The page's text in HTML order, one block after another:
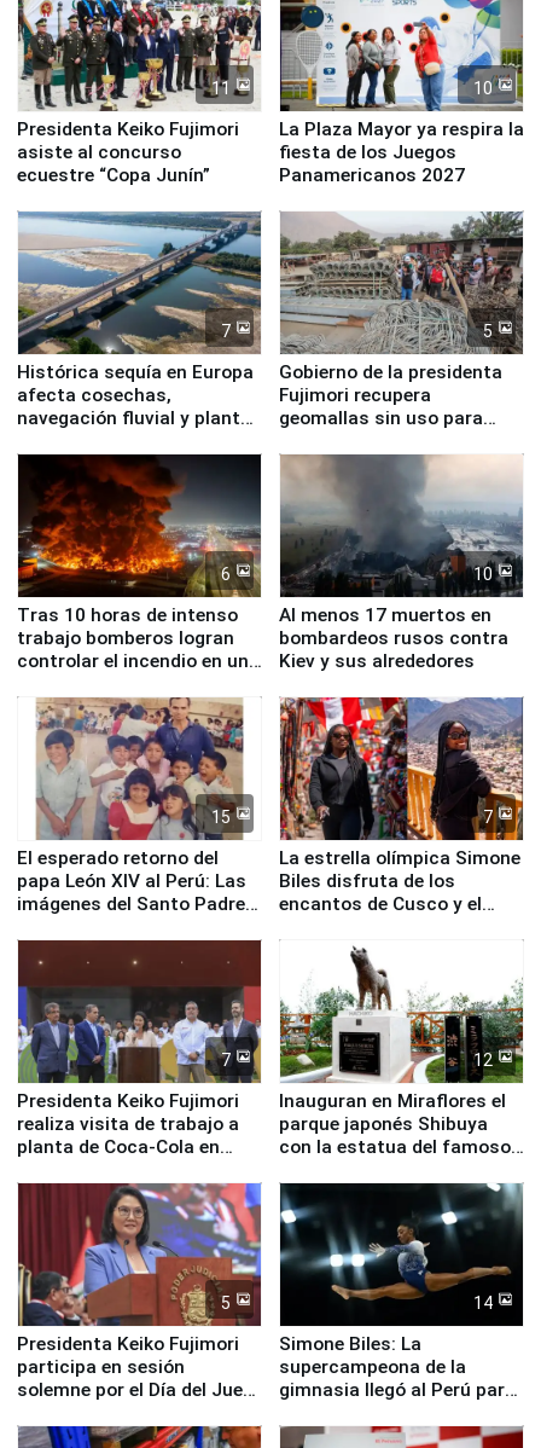
11
Presidenta Keiko Fujimori
asiste al concurso
ecuestre “Copa Junín”
10
La Plaza Mayor ya respira la
fiesta de los Juegos
Panamericanos 2027
7
Histórica sequía en Europa
afecta cosechas,
navegación fluvial y plantas
5
Gobierno de la presidenta
Fujimori recupera
geomallas sin uso para
Fenómeno El Niño
6
Tras 10 horas de intenso
trabajo bomberos logran
controlar el incendio en una
de Chile
10
Al menos 17 muertos en
bombardeos rusos contra
Kiev y sus alrededores
15
El esperado retorno del
papa León XIV al Perú: Las
imágenes del Santo Padre
7
La estrella olímpica Simone
Biles disfruta de los
encantos de Cusco y el
7
Presidenta Keiko Fujimori
realiza visita de trabajo a
planta de Coca-Cola en
12
Inauguran en Miraflores el
parque japonés Shibuya
con la estatua del famoso
5
Presidenta Keiko Fujimori
participa en sesión
solemne por el Día del Juez
14
Simone Biles: La
supercampeona de la
gimnasia llegó al Perú para
Panamericanos Lima 2027